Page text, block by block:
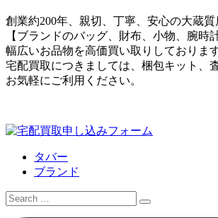
創業約200年、親切、丁寧、安心の大蔵質
【ブランドのバッグ、財布、小物、腕
幅広いお品物を高価買い取りしておりま
宅配買取につきましては、梱包キット、
お気軽にご利用ください。
タバー
ブランド
Search
for: